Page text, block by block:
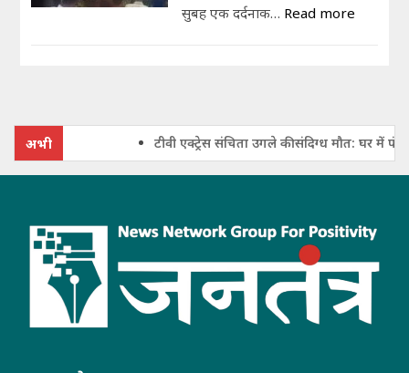
सुबह एक दर्दनाक… Read more
अभी टीवी एक्ट्रेस संचिता उगले की संदिग्ध मौत: घर में फंदे से